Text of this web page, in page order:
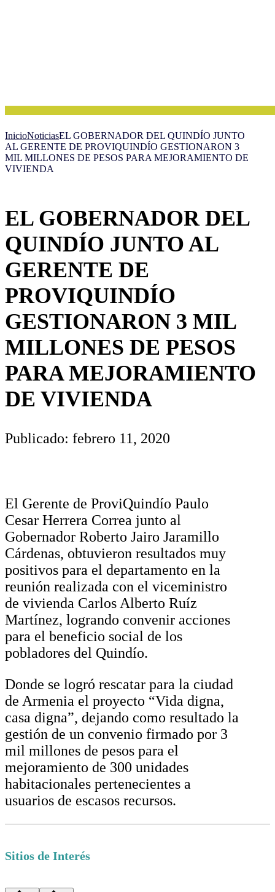
InicioNoticiasEL GOBERNADOR DEL QUINDÍO JUNTO
AL GERENTE DE PROVIQUINDÍO GESTIONARON 3
MIL MILLONES DE PESOS PARA MEJORAMIENTO DE
VIVIENDA
EL GOBERNADOR DEL
QUINDÍO JUNTO AL
GERENTE DE
PROVIQUINDÍO
GESTIONARON 3 MIL
MILLONES DE PESOS
PARA MEJORAMIENTO
DE VIVIENDA
Publicado: febrero 11, 2020
El Gerente de ProviQuindío Paulo
Cesar Herrera Correa junto al
Gobernador Roberto Jairo Jaramillo
Cárdenas, obtuvieron resultados muy
positivos para el departamento en la
reunión realizada con el viceministro
de vivienda Carlos Alberto Ruíz
Martínez, logrando convenir acciones
para el beneficio social de los
pobladores del Quindío.
Donde se logró rescatar para la ciudad
de Armenia el proyecto “Vida digna,
casa digna”, dejando como resultado la
gestión de un convenio firmado por 3
mil millones de pesos para el
mejoramiento de 300 unidades
habitacionales pertenecientes a
usuarios de escasos recursos.
Sitios de Interés